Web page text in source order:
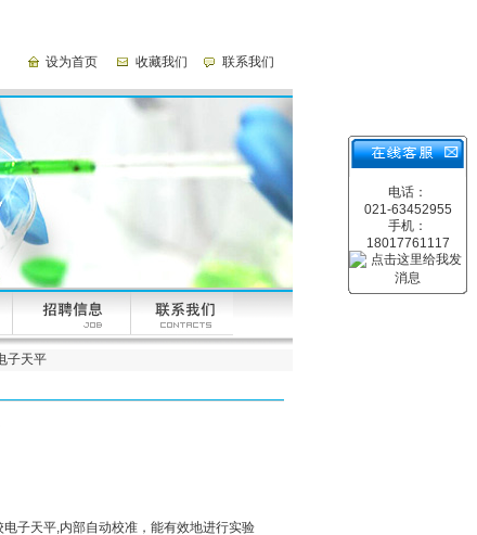
设为首页 收藏我们 联系我们
电话：
021-63452955
手机：
18017761117
子天平
子天平,内部自动校准，能有效地进行实验